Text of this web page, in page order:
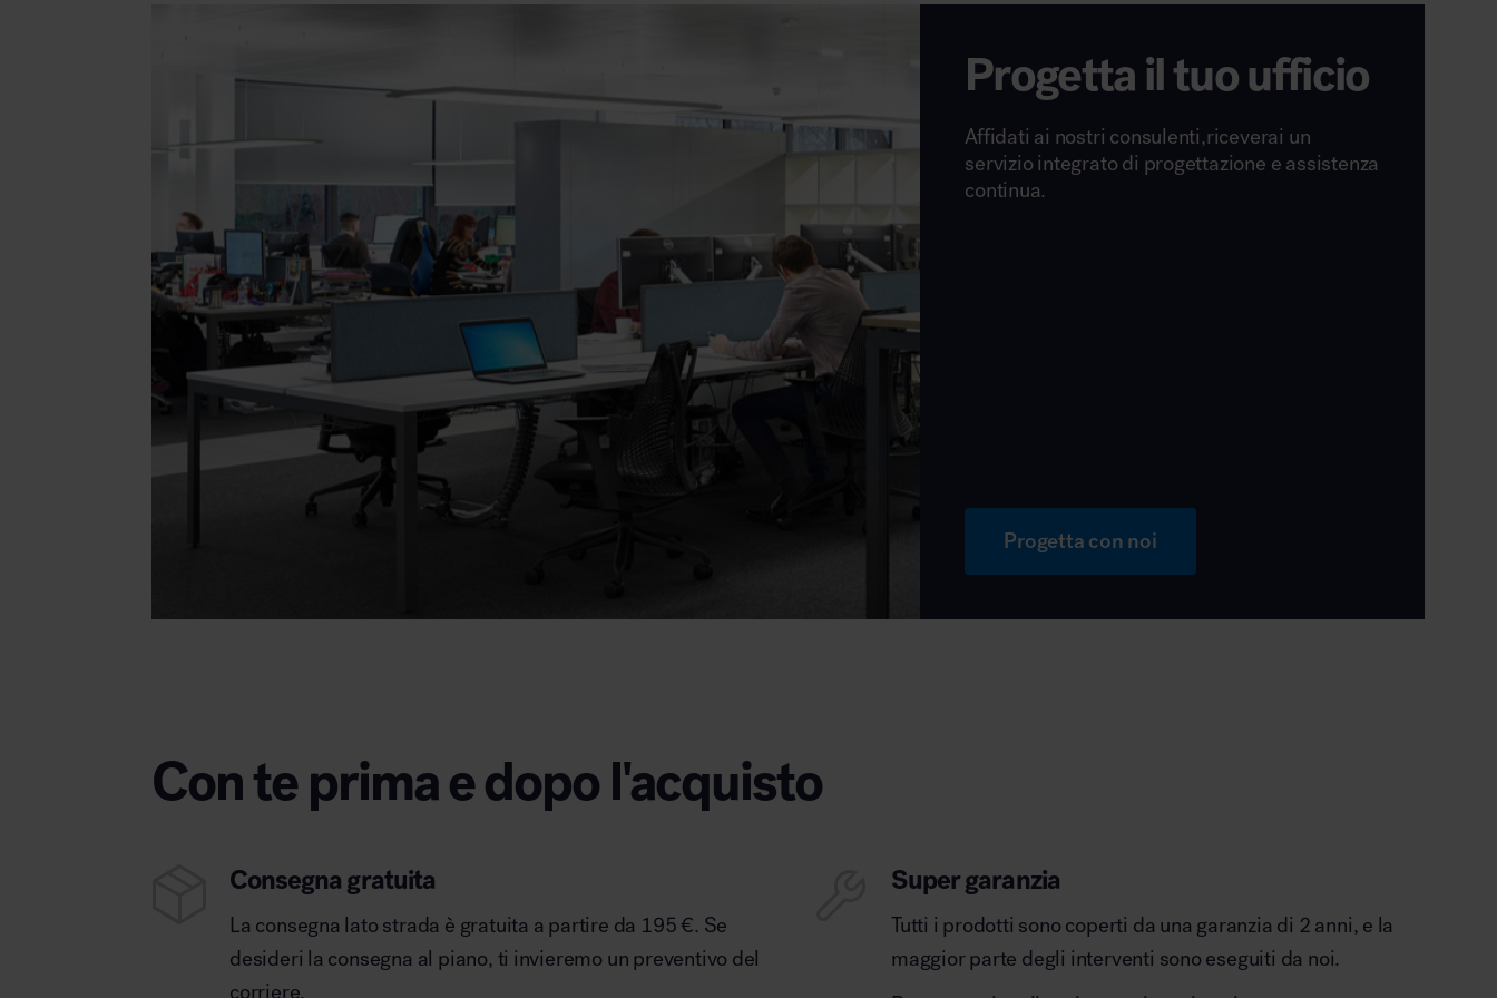
Progetta il tuo ufficio
Affidati ai nostri consulenti,riceverai un
servizio integrato di progettazione e assistenza
continua.
Progetta con noi
Con te prima e dopo l'acquisto
Consegna gratuita
La consegna lato strada è gratuita a partire da 195 €. Se
desideri la consegna al piano, ti invieremo un preventivo del
corriere.
Super garanzia
Tutti i prodotti sono coperti da una garanzia di 2 anni, e la
maggior parte degli interventi sono eseguiti da noi.